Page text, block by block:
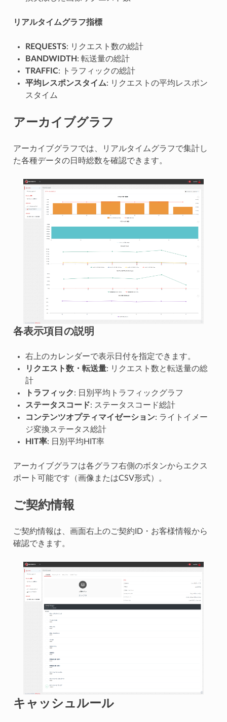
リアルタイムグラフ指標
REQUESTS: リクエスト数の総計
BANDWIDTH : 転送量の総計
TRAFFIC: トラフィックの総計
平均レスポンスタイム: リクエストの平均レスポン
スタイム
アーカイブグラフ
アーカイブグラフでは、リアルタイムグラフで集計し
た各種データの日時総数を確認できます。
各表示項目の説明
右上のカレンダーで表示日付を指定できます。
リクエスト数・転送量: リクエスト数と転送量の総
計
トラフィック: 日別平均トラフィックグラフ
ステータスコード: ステータスコード総計
コンテンツオプティマイゼーション: ライトイメー
ジ変換ステータス総計
HIT率: 日別平均HIT率
アーカイブグラフは各グラフ右側のボタンからエクス
ポート可能です（画像またはCSV形式）。
ご契約情報
ご契約情報は、画面右上のご契約ID・お客様情報から
確認できます。
キャッシュルール